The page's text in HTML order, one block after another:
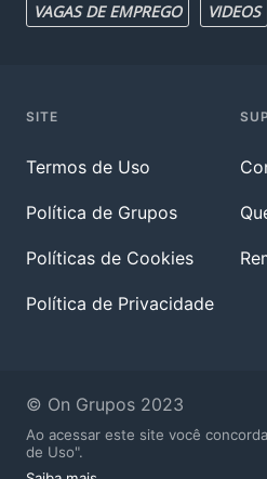
VAGAS DE EMPREGO
VIDEOS
SITE
Termos de Uso
Política de Grupos
Políticas de Cookies
Política de Privacidade
© On Grupos 2023
Ao acessar este site você
de Uso".